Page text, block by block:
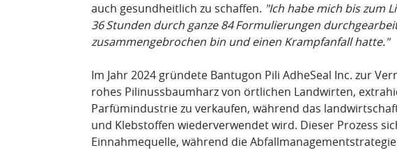
auch gesundheitlich zu schaffen. "Ich habe mich bis zum
36 Stunden durch ganze 84 Formulierungen
zusammengebrochen bin und einen Krampfanfall hatte."
Im Jahr 2024 gründete Bantugon Pili AdheSeal Inc. zur
rohes Pilinussbaumharz von örtlichen Landwirten,
Parfümindustrie zu verkaufen, während das
und Klebstoffen wiederverwendet wird. Dieser Prozess
Einnahmequelle, während die